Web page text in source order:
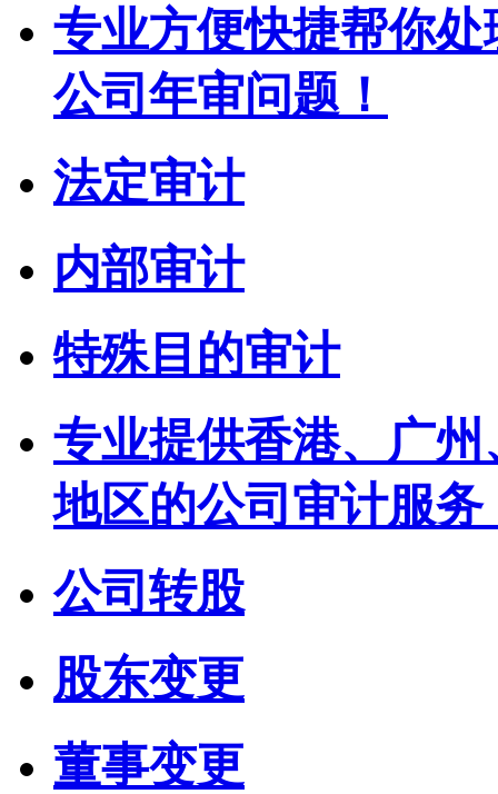
专业方便快捷帮你
公司年审问题！
法定审计
内部审计
特殊目的审计
专业提供香港、广
地区的公司审计服务
公司转股
股东变更
董事变更